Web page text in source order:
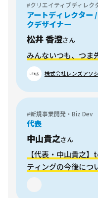
#クリエイティブディレク
アートディレクター
クデザイナー
松井 香澄さん
みんないつも、つま
株式会社レンズアソ
#新規事業開発・Biz Dev
代表
中山貴之さん
【代表・中山貴之
ティングの今後につ